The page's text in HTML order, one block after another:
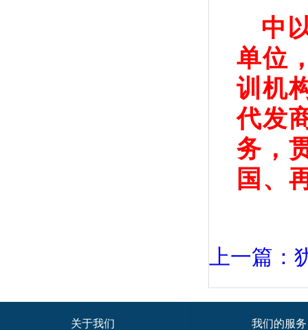
中
单位
训机
代发
务，
国、
上一篇：
关于我们 我们的服务